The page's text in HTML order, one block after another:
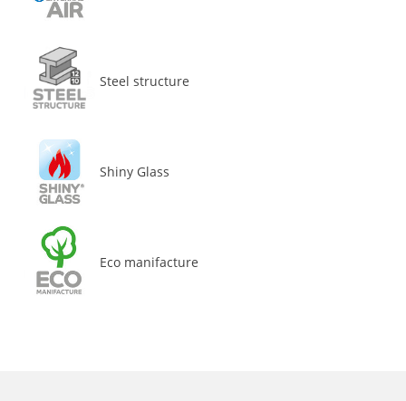
Steel structure
Shiny Glass
Eco manifacture